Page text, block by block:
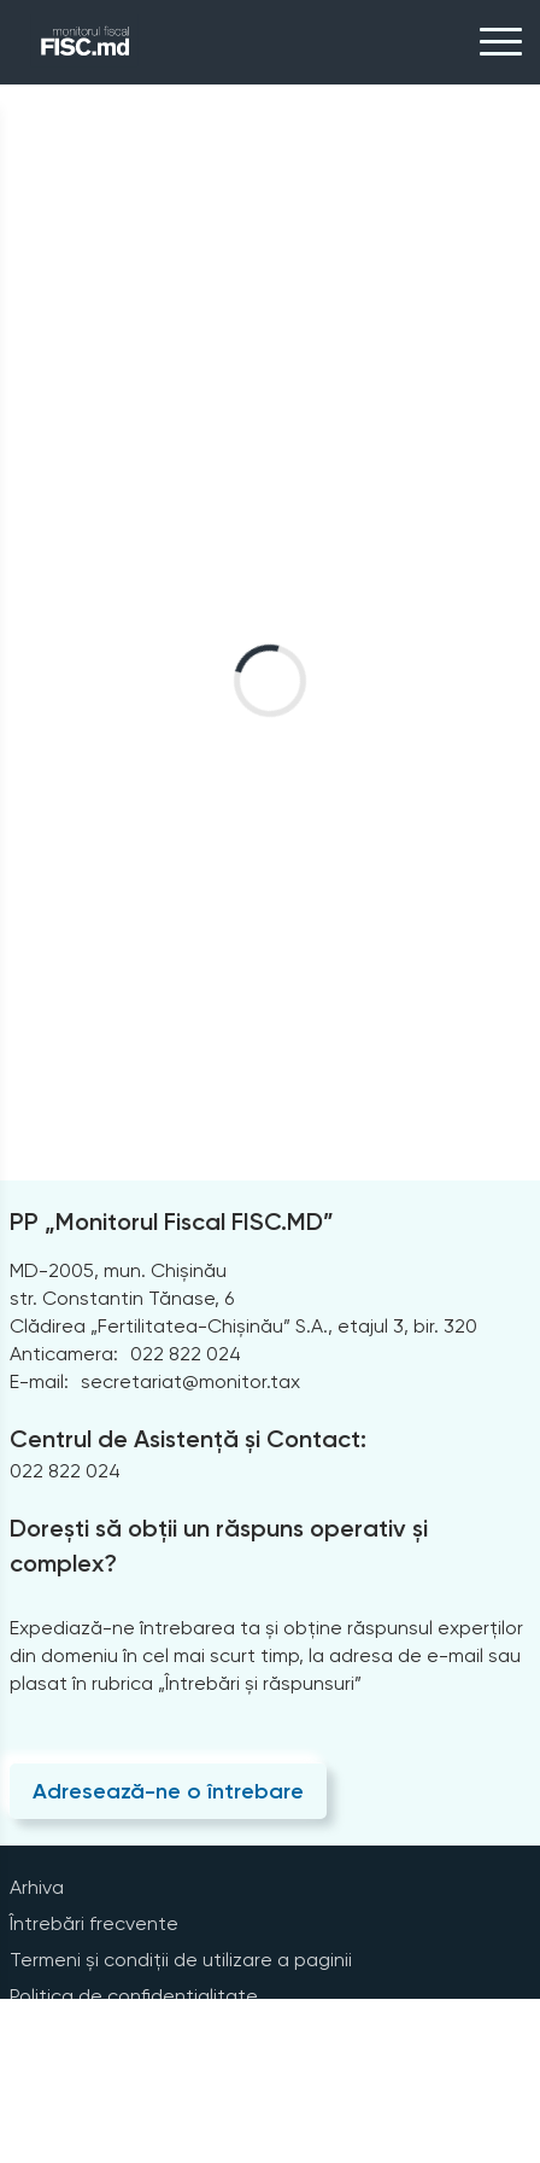
PP „Monitorul Fiscal FISC.MD”
MD-2005, mun. Chișinău
str. Constantin Tănase, 6
Clădirea „Fertilitatea-Chișinău” S.A., etajul 3, bir. 320
Anticamera:
022 822 024
E-mail: secretariat@monitor.tax
Centrul de Asistență și Contact:
022 822 024
Dorești să obții un răspuns operativ și
complex?
Expediază-ne întrebarea ta și obține răspunsul experților
din domeniu în cel mai scurt timp, la adresa de e-mail sau
plasat în rubrica „Întrebări și răspunsuri”
Adresează-ne o întrebare
Arhiva
Întrebări frecvente
Termeni și condiții de utilizare a paginii
Politica de confidențialitate